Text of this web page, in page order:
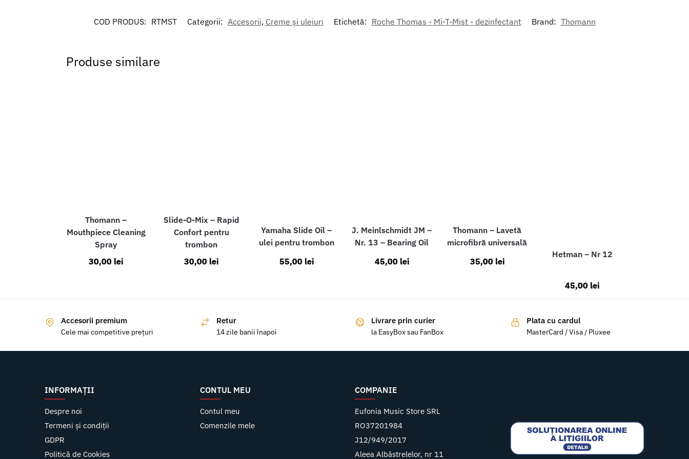
COD PRODUS: RTMST Categorii: Accesorii, Creme și uleiuri Etichetă: Roche Thomas - Mi-T-Mist - dezinfectant Brand: Thomann
Produse similare
Thomann –
Mouthpiece Cleaning
Spray
30,00 lei
Slide-O-Mix – Rapid
Confort pentru
trombon
30,00 lei
Yamaha Slide Oil –
ulei pentru trombon
55,00 lei
J. Meinlschmidt JM –
Nr. 13 – Bearing Oil
45,00 lei
Thomann – Lavetă
microfibră universală
35,00 lei
Hetman – Nr 12
45,00 lei
Accesorii premium
Cele mai competitive prețuri
Retur
14 zile banii înapoi
Livrare prin curier
la EasyBox sau FanBox
Plata cu cardul
MasterCard / Visa / Pluxee
INFORMAȚII
Despre noi
Termeni și condiții
GDPR
Politică de Cookies
CONTUL MEU
Contul meu
Comenzile mele
COMPANIE
Eufonia Music Store SRL
RO37201984
J12/949/2017
Aleea Albăstrelelor, nr 11